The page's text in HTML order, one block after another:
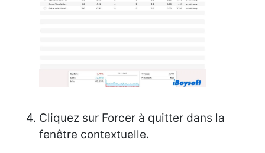
Cliquez sur Forcer à quitter dans la
fenêtre contextuelle.